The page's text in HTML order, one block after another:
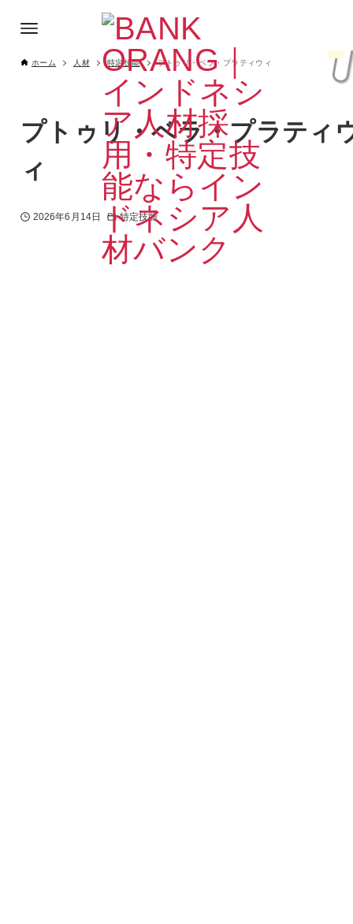
ホーム 人材 特定技能 プトゥリ・ベラ・プラティウィ
プトゥリ・ベラ・プラティ
ィ
2026年6月14日 特定技能